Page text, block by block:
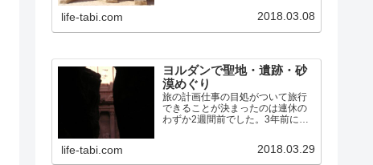
予約しました。アフリカ大陸は、
私も妻も初めてです。その航空券
life-tabi.com 2018.03.08
ヨルダンで聖地・遺跡・砂
漠めぐり
旅の計画仕事の目処がついて旅行
できることが決まったのは連休の
わずか2週間前でした。3年前にシ
っていたので、行き先はヨルダン
life-tabi.com 2018.03.29